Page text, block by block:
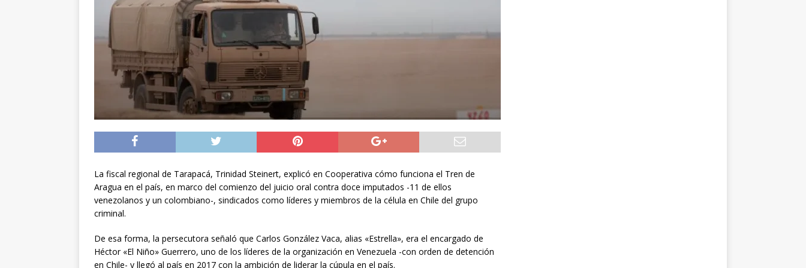
niños, jóvenes y adultos
ALTO HOSPICIO
[ 08/08/2026 ]
Sumario en Carabineros anunciado por Arrau apunta a filtración de
datos médicos y no al origen de las cirugías de la esposa de Araya
[ 09/08/2026 ] Concejal Néstor Gabriel Jofre pedirá retirar los limpiapaeabrisas de las
calles de Iquique
IQUIQUE
La fiscal regional de Tarapacá, Trinidad Steinert, explicó en Cooperativa cómo funciona el Tren de
Aragua en el país, en marco del comienzo del juicio oral contra doce imputados -11 de ellos
venezolanos y un colombiano-, sindicados como líderes y miembros de la célula en Chile del grupo
criminal.
De esa forma, la persecutora señaló que Carlos González Vaca, alias «Estrella», era el encargado de
Héctor «El Niño» Guerrero, uno de los líderes de la organización en Venezuela -con orden de detención
en Chile- y llegó al país en 2017 con la ambición de liderar la cúpula en el país.